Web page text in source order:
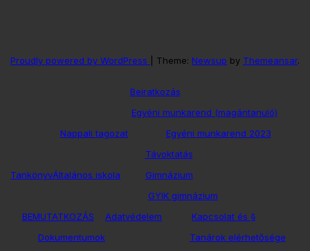
Proudly powered by WordPress Theme: Newsup by Themeansar.
Beiratkozás
Nappali tagozat
Egyéni munkarend (magántanuló)
Egyéni munkarend 2023
Távoktatás
TankönyvÁltalános iskola
Gimnázium
GYIK gimnázium
BEMUTATKOZÁS
Dokumentumok
Adatvédelem
Kapcsolat és §
Tanárok elérhetősége